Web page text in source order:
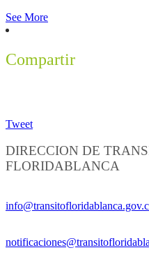
See More
Compartir
Tweet
DIRECCION DE
FLORIDABLANCA